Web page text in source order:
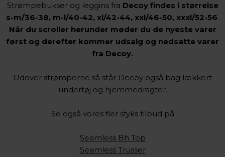
Strømpebukser og leggins fra Decoy findes i størrelse
s-m/36-38, m-l/40-42, xl/42-44, xxl/46-50, xxxl/52-56.
Når du scroller herunder møder du de nyeste varer
først og derefter kommer udsalg og nedsatte varer
fra Decoy.
Udover strømperne så står Decoy også bag lækkert
undertøj og hjemmedragter.
Se også vores fler styks tilbud på
Seamless Bh Top
Seamless Trusser